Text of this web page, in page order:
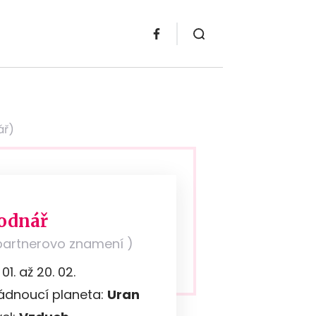
znamení )
01. až 20. 02.
planeta: Uran